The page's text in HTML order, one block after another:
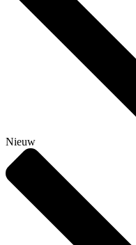
Nieuw